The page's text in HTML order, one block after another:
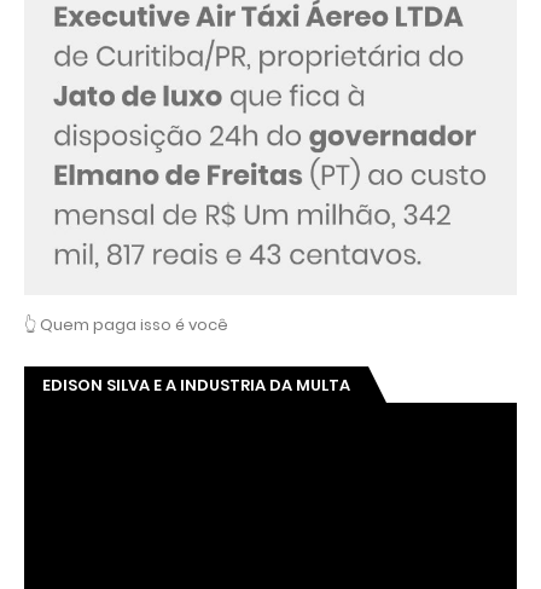
👆 Quem paga isso é você
EDISON SILVA E A INDUSTRIA DA MULTA